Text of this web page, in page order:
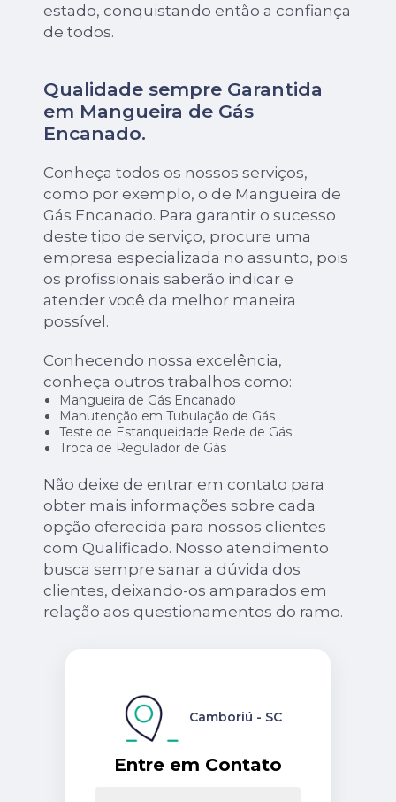
estado, conquistando então a confiança
de todos.
Qualidade sempre Garantida
em Mangueira de Gás
Encanado.
Conheça todos os nossos serviços,
como por exemplo, o de Mangueira de
Gás Encanado. Para garantir o sucesso
deste tipo de serviço, procure uma
empresa especializada no assunto, pois
os profissionais saberão indicar e
atender você da melhor maneira
possível.
Conhecendo nossa excelência,
conheça outros trabalhos como:
Mangueira de Gás Encanado
Manutenção em Tubulação de Gás
Teste de Estanqueidade Rede de Gás
Troca de Regulador de Gás
Não deixe de entrar em contato para
obter mais informações sobre cada
opção oferecida para nossos clientes
com Qualificado. Nosso atendimento
busca sempre sanar a dúvida dos
clientes, deixando-os amparados em
relação aos questionamentos do ramo.
Entre em Contato
Camboriú - SC